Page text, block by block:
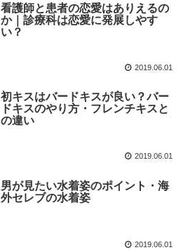
看護師と患者の恋愛はありえるの
か｜診療科は恋愛に発展しやす
い？
2019.06.01
初キスはバードキスが良い？バー
ドキスのやり方・フレンチキスと
の違い
2019.06.01
男が見たい水着姿のポイント・海
外セレブの水着姿
2019.06.01